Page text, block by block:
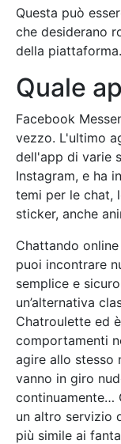
Questa può
che desiderano
della piattaforma.
Quale
Facebook
vezzo. L'ultimo
dell'app di varie
Instagram, e ha
temi per le chat,
sticker, anche
Chattando
puoi incontrare
semplice e
un’alternativa
Chatroulette ed
comportamenti
agire allo stesso
vanno in giro
continuamente…
un altro servizio
più simile ai